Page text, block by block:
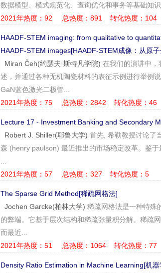
数据模型、模式规范化、查询优化和事务等基础知识
2021年热度：92
总热度：891 转化热度：104
HAADF-STEM imaging: from qualitative to
HAADF-STEM images[HAADF-STEM成像：从原
Miran Čeh(约瑟夫·斯特凡学院) 在我们的演讲中，
述，并通过各种无机陶瓷材料的表征示例进行举例
GaN蓝色激光二极管...
2021年热度：75
总热度：2842 转化热度：46
Lecture 17 - Investment Banking and Secondary
Robert J. Shiller(耶鲁大学) 首先, 希勒教授讨论了
森 (henry paulson) 最近推出的市场稳定改革。鉴
2021年热度：57
总热度：327 转化热度：5
The Sparse Grid Method[稀疏网格法]
Jochen Garcke(柏林大学) 稀疏网格法是一种特殊
的弊端。它基于层次结构和稀疏张量积分解。稀疏
而最近...
2021年热度：51
总热度：1064 转化热度：77
Density Ratio Estimation in Machine Learning[机